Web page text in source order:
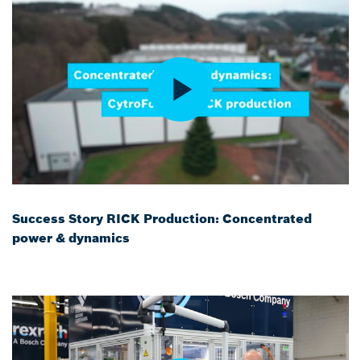
Success Story RICK Production: Concentrated
power & dynamics